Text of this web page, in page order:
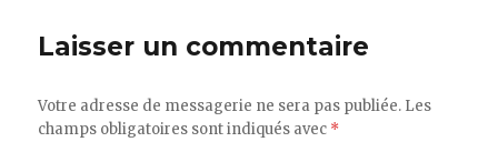
Laisser un commentaire
Votre adresse de messagerie ne sera pas publiée. Les
champs obligatoires sont indiqués avec *